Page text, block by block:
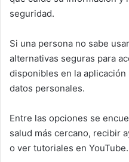
seguridad.
Si una persona no sabe
alternativas seguras para
disponibles en la
datos personales.
Entre las opciones se
salud más cercano, recibir
o ver tutoriales en YouTube.